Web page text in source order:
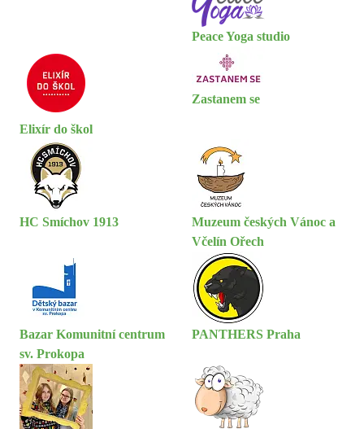
Peace Yoga studio
Elixír do škol
Zastanem se
HC Smíchov 1913
Muzeum českých Vánoc a
Včelín Ořech
Bazar Komunitní centrum
sv. Prokopa
PANTHERS Praha